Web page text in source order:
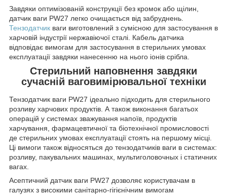
Завдяки оптимізованій конструкції без кромок або щілин,
датчик ваги PW27 легко очищається від забруднень.
Тензодатчик ваги виготовлений з сумісною для застосування в
харчовій індустрії нержавіючої сталі. Кабель датчика
відповідає вимогам для застосування в стерильних умовах
експлуатації завдяки нанесенню на нього іонів срібла.
Стерильний наповнення завдяки
сучасній ваговимірювальної техніки
Тензодатчик ваги PW27 ідеально підходить для стерильного
розливу харчових продуктів. А також виконання багатьох
операцій у системах зважування напоїв, продуктів
харчування, фармацевтичної та біотехнічної промисловості
де стерильних умовах експлуатації стоять на першому місці.
Ці вимоги також відносяться до тензодатчиків ваги в системах:
розливу, пакувальних машинах, мультиголовочных і статичних
вагах.
Асептичний датчик ваги PW27 дозволяє користувачам в
галузях з високими санітарно-гігієнічним вимогам